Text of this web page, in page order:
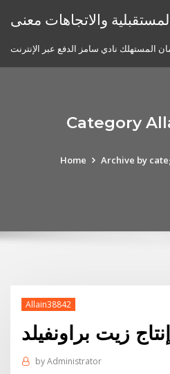
والاتجاهات معنى
المستهلك نادي سامز الدفع عبر الإنترنت
Category
Home Archive by
Allain38842
إنتاج زيت براونفيلد
byAdministrator